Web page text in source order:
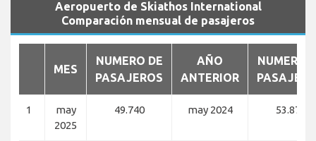
Aeropuerto de Skiathos International
Comparación mensual de pasajeros
MES
NUMERO DE
PASAJEROS
AÑO
ANTERIOR
NUMERO
1
may
2025
49.740 may 2024 53.874